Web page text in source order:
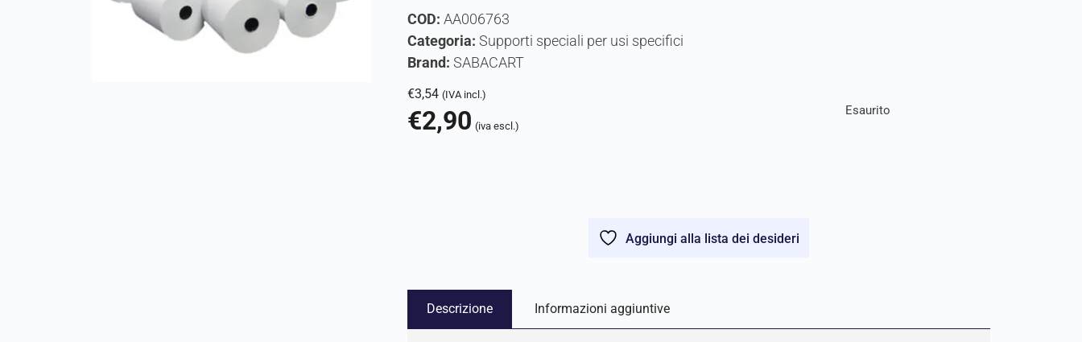
COD:AA006763
Categoria:Supporti speciali per usi specifici
Brand:SABACART
€3,54 (IVA incl.)
€2,90 (iva escl.)
Esaurito
Aggiungi alla lista dei desideri
Descrizione Informazioni aggiuntive